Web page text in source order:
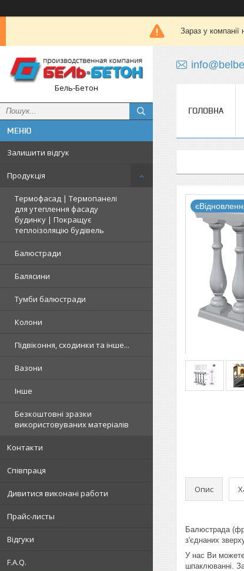
Зараз у
Бель-Бетон
Залишити відгук
Продукція
Термофасад | Термопанелі
для утеплення фасаду
будинку | Покращує
теплоізоляцію будівель
Балюстради
Балясини
Тумби балюстради
Колони
Підвіконня, сходинки та інше...
Вазони
Інше
Безкоштовні зразки
використовуваних матеріалів
Контакти
Співпраця
Дивитися виконані работи
Прайс-листы
Відгуки
F.A.Q.
ГОЛОВНА
Опис
Балюстрада
з'єднаних
У нас Ви
шпаклюванні.